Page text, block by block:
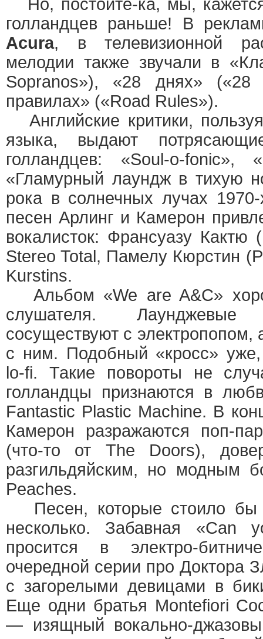
Но, постойте-ка, мы,
голландцев раньше! В
Acura, в телевизионной
мелодии также звучали в
Sopranos»), «28 днях» («28
правилах» («Road Rules»).
Английские критики,
языка, выдают
голландцев: «Soul-o-fonic»,
«Гламурный лаундж в тихую
рока в солнечных лучах
песен Арлинг и Камерон
вокалисток: Франсуазу Кактю
Stereo Total, Памелу Кюрстин
Kurstins.
Альбом «We are A&C»
слушателя.
сосуществуют с электропопом,
с ним. Подобный «кросс»
lo-fi. Такие повороты не
голландцы признаются в
Fantastic Plastic Machine. В
Камерон разражаются поп-
(что-то от The Doors),
разгильдяйским, но модным
Peaches.
Песен, которые стоило бы
несколько. Забавная «Can
просится в электро-
очередной серии про Доктора
с загорелыми девицами в
Еще одни братья Montefiori
— изящный вокально-